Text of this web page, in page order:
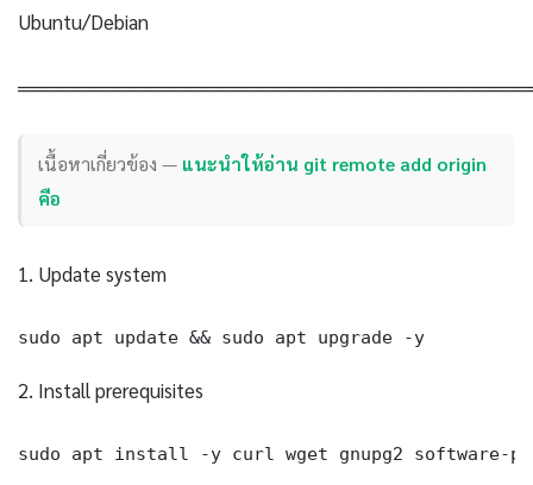
Ubuntu/Debian
เนื้อหาเกี่ยวข้อง — แนะนำให้อ่าน git remote add origin
คือ
1. Update system
sudo apt update && sudo apt upgrade -y
2. Install prerequisites
sudo apt install -y curl wget gnupg2 software-